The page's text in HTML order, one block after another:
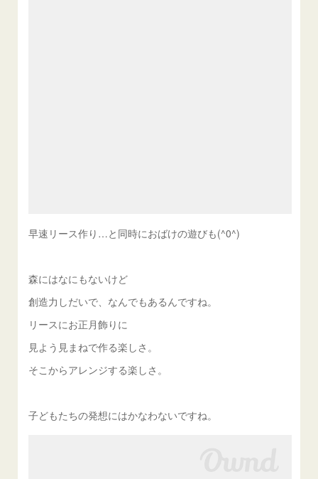
早速リース作り…と同時におばけの遊びも(^0^)
森にはなにもないけど
創造力しだいで、なんでもあるんですね。
リースにお正月飾りに
見よう見まねで作る楽しさ。
そこからアレンジする楽しさ。
子どもたちの発想にはかなわないですね。